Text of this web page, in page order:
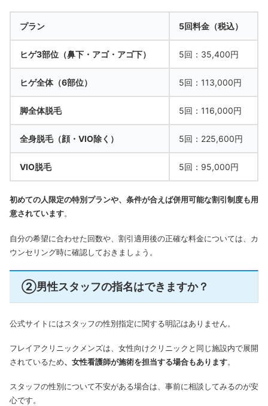
プラン 5回料金（税込）
ヒゲ3部位（鼻下・アゴ・アゴ下） 5回：35,400円
ヒゲ全体（6部位） 5回：113,000円
脚全体脱毛 5回：116,000円
全身脱毛（顔・VIO除く） 5回：225,600円
VIO脱毛 5回：95,000円
初めての人限定の特別プランや、条件が合えば併用可能な割引制度も用
意されています。
自分の希望に合わせた回数や、割引適用後の正確な料金については、カ
ウンセリング時に確認しておきましょう。
②男性スタッフの指名はできますか？
公式サイトにはスタッフの性別指定に関する明記はありません。
フレイアクリニックメンズは、女性向けクリニックと同じ施設内で展開
されているため、女性看護師が施術を担当する場合もあります。
スタッフの性別について不安がある場合は、事前に相談してみるのが安
心です。